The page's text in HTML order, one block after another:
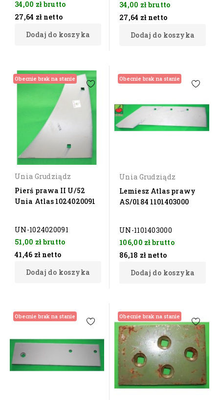
34,00 złbrutto
27,64 zł netto
Dodaj do koszyka
34,00 złbrutto
27,64 zł netto
Dodaj do koszyka
Obecnie brak na stanie
Unia Grudziądz
Pierś prawa II U/52
Unia Atlas 1024020091
UN-1024020091
51,00 złbrutto
41,46 zł netto
Dodaj do koszyka
Obecnie brak na stanie
Unia Grudziądz
Lemiesz Atlas prawy
AS/0184 1101403000
UN-1101403000
106,00 złbrutto
86,18 zł netto
Dodaj do koszyka
Obecnie brak na stanie Obecnie brak na stanie